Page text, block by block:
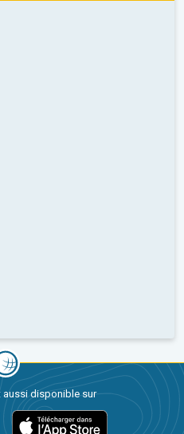
aussi disponible sur